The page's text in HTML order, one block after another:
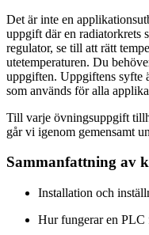
Det är inte en
uppgift där en radiatorkrets
regulator, se till att rätt
utetemperaturen. Du
uppgiften. Uppgiftens syfte
som används för alla
Till varje övningsuppgift
går vi igenom gemensamt
Sammanfattning av
Installation och
Hur fungerar en PLC